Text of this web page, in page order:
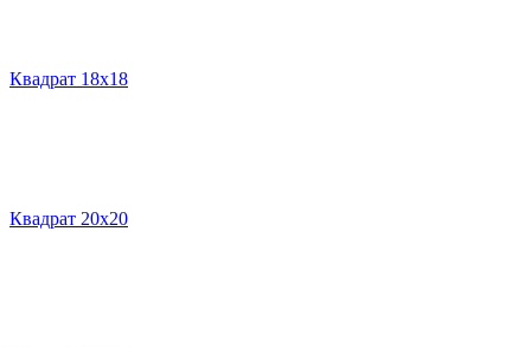
Квадрат 18х18
Квадрат 20х20